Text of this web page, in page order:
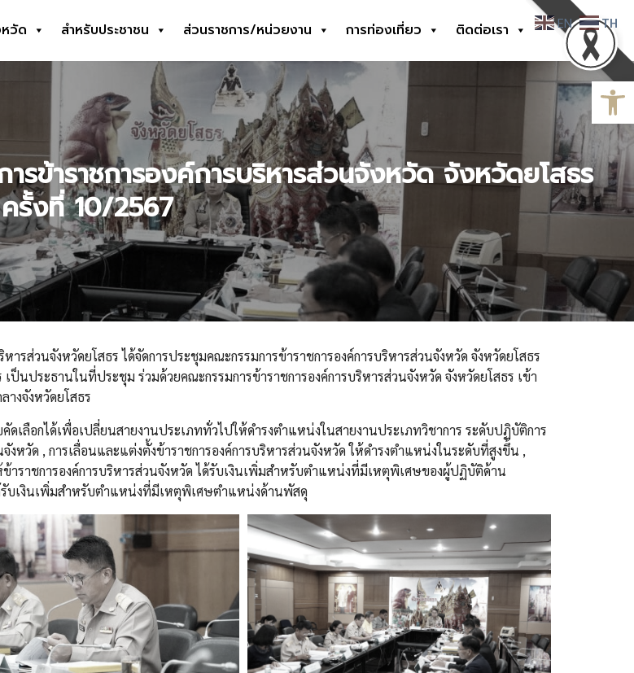
วัด สำหรับประชาชน ส่วนราชการ/หน่วยงาน การท่องเที่ยว
ติดต่อเรา
รข้าราชการองค์การบริหารส่วนจังหวัด จังหวัดยโสธร
ครั้งที่ 10/2567
รส่วนจังหวัดยโสธร ได้จัดการประชุมคณะกรรมการข้าราชการองค์การบริหารส่วนจังหวัด จังหวัดยโสธร
นประธานในที่ประชุม ร่วมด้วยคณะกรรมการข้าราชการองค์การบริหารส่วนจังหวัด จังหวัดยโสธร เข้า
างจังหวัดยโสธร
ดเลือกได้เพื่อเปลี่ยนสายงานประเภททั่วไปให้ดำรงตำแหน่งในสายงานประเภทวิชาการ ระดับปฏิบัติการ
หวัด , การเลื่อนและแต่งตั้งข้าราชการองค์การบริหารส่วนจังหวัด ให้ดำรงตำแหน่งในระดับที่สูงขึ้น ,
าราชการองค์การบริหารส่วนจังหวัด ได้รับเงินเพิ่มสำหรับตำแหน่งที่มีเหตุพิเศษของผู้ปฏิบัติด้าน
รับเงินเพิ่มสำหรับตำแหน่งที่มีเหตุพิเศษตำแหน่งด้านพัสดุ
EN TH